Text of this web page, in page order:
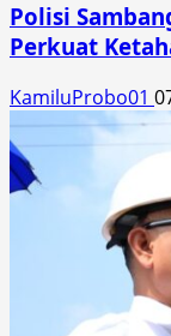
Polisi
Perkuat
KamiluProbo01